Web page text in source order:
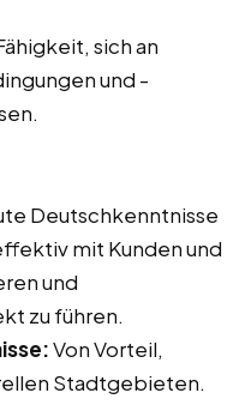
sich an
und -
Deutschkenntnisse
mit Kunden und
und
zu führen.
Von Vorteil,
Stadtgebieten.